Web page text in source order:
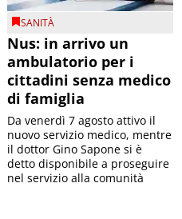
SANITÀ
Nus: in arrivo un
ambulatorio per i
cittadini senza medico
di famiglia
Da venerdì 7 agosto attivo il
nuovo servizio medico, mentre
il dottor Gino Sapone si è
detto disponibile a proseguire
nel servizio alla comunità